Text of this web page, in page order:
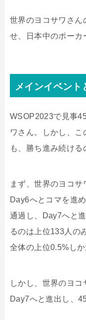
世界のヨコサワさん
せ、日本中のポーカ
メインイベント
WSOP2023で見事
ワさん。しかし、
も、勝ち進み続ける
まず、世界のヨコ
Day6へとコマを進
通過し、Day7へと
るのは上位133人の
全体の上位0.5%し
しかし、世界のヨ
Day7へと進出し、